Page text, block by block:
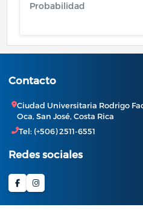
Probabilidad
Contacto
Ciudad Universitaria Rodrigo
Oca, San José, Costa Rica
Tel: (+506) 2511-6551
Redes sociales